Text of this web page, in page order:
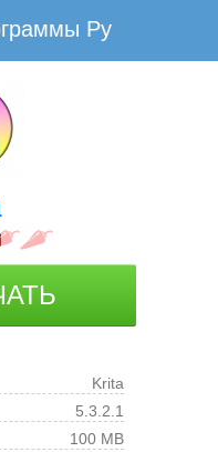
Ру
плати, а благодари!
для Windows
на русском языке
скачать для ПК без
и смс
Графика
Krita
5.3.2.1
100 MB